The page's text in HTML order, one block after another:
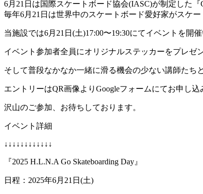
6月21日は国際スケートボード協会(IASC)が制定した『
毎年6月21日は世界中のスケートボード愛好家がスケ
当施設では6月21日(土)17:00〜19:30にてイベントを開
イベント参加者全員にオリジナルステッカーをプレゼ
そして普段なかなか一緒に滑る機会の少ない講師たち
エントリーはQR画像よりGoogleフォームにてお申し込
沢山のご参加、お待ちしております。
イベント詳細
↓↓↓↓↓↓↓↓↓↓↓↓
『2025 H.L.N.A Go Skateboarding Day』
日程：2025年6月21日(土)